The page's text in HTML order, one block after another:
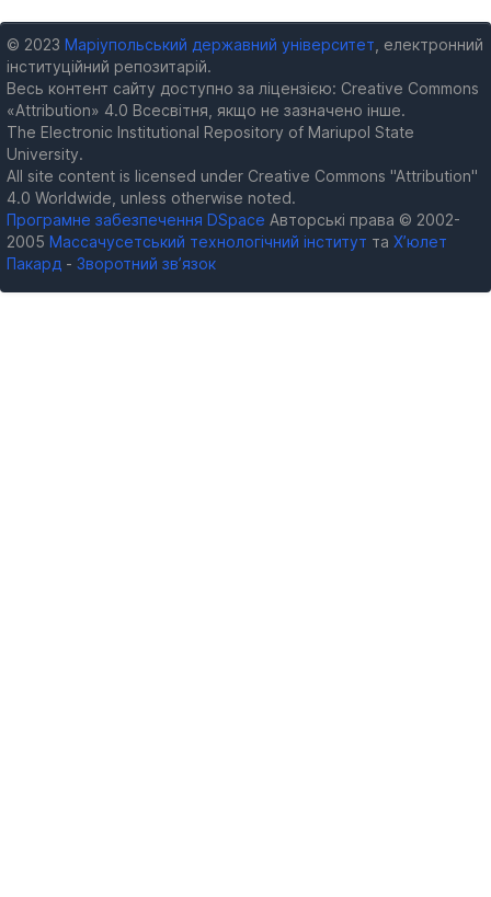
© 2023 Маріупольський державний університет , електронний
інституційний репозитарій.
Весь контент сайту доступно за ліцензією: Creative Commons
«Attribution» 4.0 Всесвітня, якщо не зазначено інше.
The Electronic Institutional Repository of Mariupol State
University.
All site content is licensed under Creative Commons "Attribution"
4.0 Worldwide, unless otherwise noted.
Програмне забезпечення DSpace Авторські права © 2002-
2005 Массачусетський технологічний інститут та Х’юлет
Пакард - Зворотний зв’язок